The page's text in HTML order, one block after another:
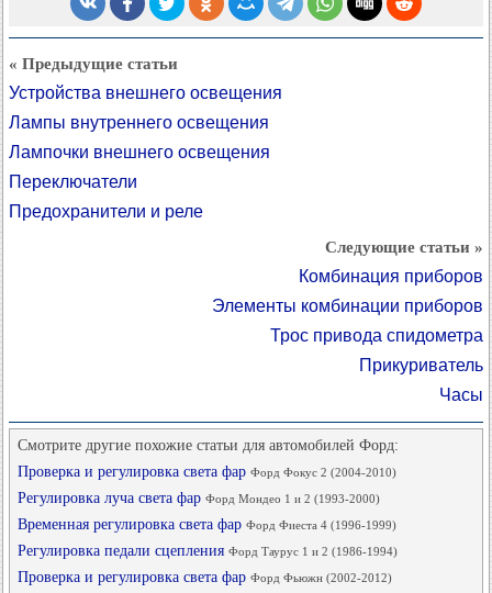
« Предыдущие статьи
Устройства внешнего освещения
Лампы внутреннего освещения
Лампочки внешнего освещения
Переключатели
Предохранители и реле
Следующие статьи »
Комбинация приборов
Элементы комбинации приборов
Трос привода спидометра
Прикуриватель
Часы
Смотрите другие похожие статьи для автомобилей Форд:
Проверка и регулировка света фар Форд Фокус 2 (2004-2010)
Регулировка луча света фар Форд Мондео 1 и 2 (1993-2000)
Временная регулировка света фар Форд Фиеста 4 (1996-1999)
Регулировка педали сцепления Форд Таурус 1 и 2 (1986-1994)
Проверка и регулировка света фар Форд Фьюжн (2002-2012)